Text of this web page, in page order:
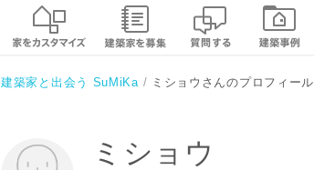
建築家と出会う SuMiKa ミショウさんのプロフィール
ミショウ